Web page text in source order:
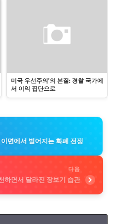
미국 우선주의'의 본질: 경찰 국가에
서 이익 집단으로
면에서 벌어지는 화폐 전쟁
다음
하면서 달라진 장보기 습관